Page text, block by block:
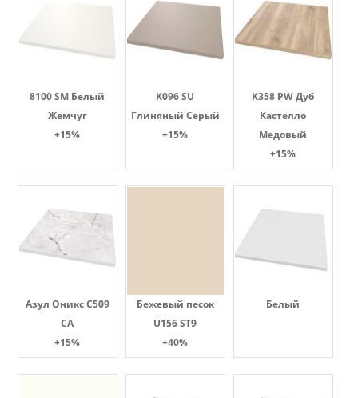
8100 SM Белый
Жемчуг
+15%
K096 SU
Глиняный Серый
+15%
K358 PW Дуб
Кастелло
Медовый
+15%
Азул Оникс С509
СА
+15%
Бежевый песок
U156 ST9
+40%
Белый